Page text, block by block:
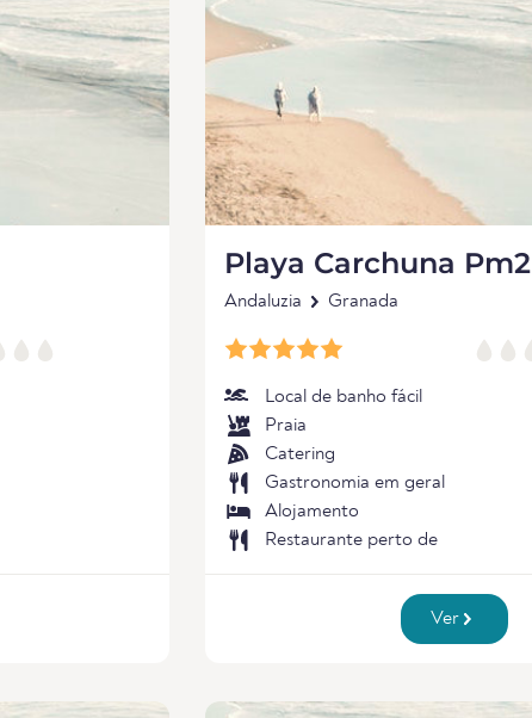
Playa Carchuna Pm2
Andaluzia Granada
Local de banho fácil
Praia
Catering
Gastronomia em geral
Alojamento
Restaurante perto de
Ver